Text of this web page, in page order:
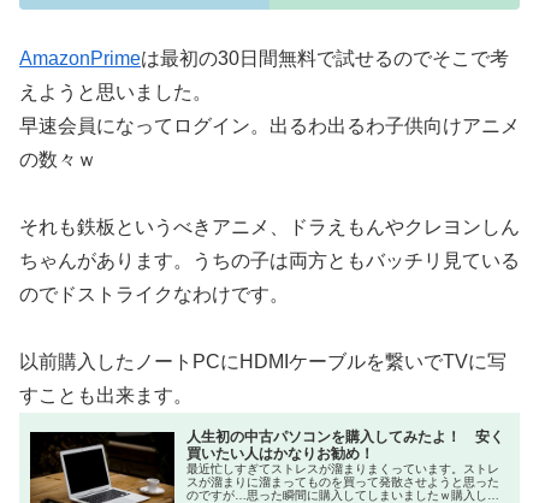
AmazonPrimeは最初の30日間無料で試せるのでそこで考
えようと思いました。
早速会員になってログイン。出るわ出るわ子供向けアニメ
の数々ｗ
それも鉄板というべきアニメ、ドラえもんやクレヨンしん
ちゃんがあります。うちの子は両方ともバッチリ見ている
のでドストライクなわけです。
以前購入したノートPCにHDMIケーブルを繋いでTVに写
すことも出来ます。
人生初の中古パソコンを購入してみたよ！ 安く
買いたい人はかなりお勧め！
最近忙しすぎてストレスが溜まりまくっています。ストレ
スが溜まりに溜まってものを買って発散させようと思った
のですが…思った瞬間に購入してしまいましたｗ購入した